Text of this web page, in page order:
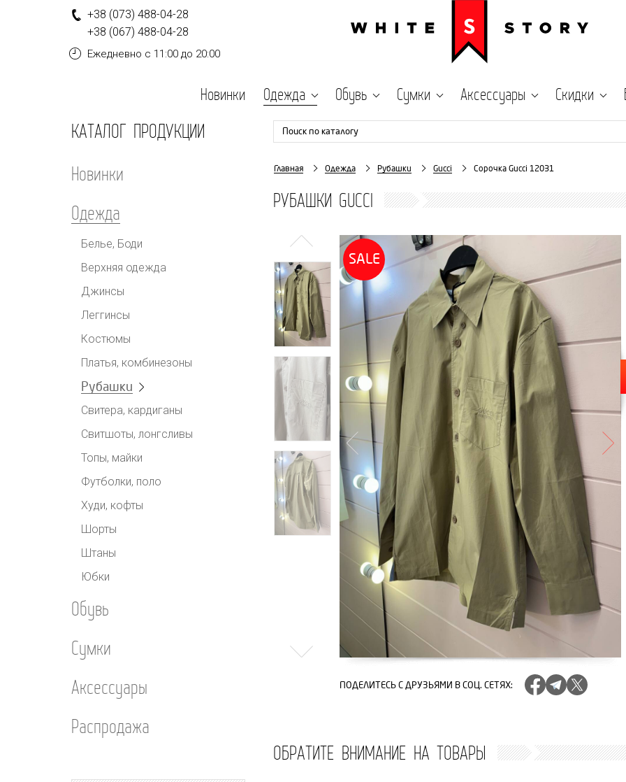
+38 (073) 488-04-28
+38 (067) 488-04-28
Ежедневно с 11:00 до 20:00
Новинки Одежда Обувь Сумки Аксессуары Скидки
КАТАЛОГ ПРОДУКЦИИ
Новинки
Одежда
Белье, Боди
Верхняя одежда
Джинсы
Леггинсы
Костюмы
Платья, комбинезоны
Рубашки
Свитера, кардиганы
Свитшоты, лонгсливы
Топы, майки
Футболки, поло
Худи, кофты
Шорты
Штаны
Юбки
Обувь
Сумки
Аксессуары
Распродажа
Поиск по каталогу
Главная Одежда Рубашки Gucci Сорочка Gucci 12031
РУБАШКИ GUCCI
SALE
ПОДЕЛИТЕСЬ С ДРУЗЬЯМИ В СОЦ. СЕТЯХ:
ОБРАТИТЕ ВНИМАНИЕ НА ТОВАРЫ